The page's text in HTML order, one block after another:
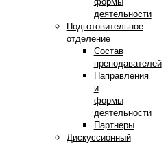
деятельности
Подготовительное
отделение
Состав
преподавателей
Направления
и
формы
деятельности
Партнеры
Дискуссионный